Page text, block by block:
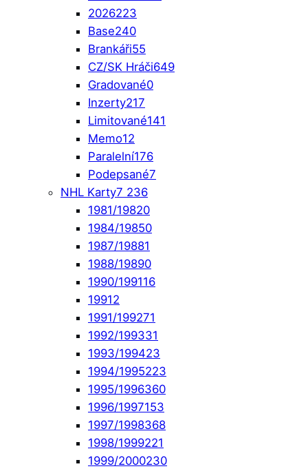
2026223
Base240
Brankáři55
CZ/SK Hráči649
Gradované0
Inzerty217
Limitované141
Memo12
Paralelní176
Podepsané7
NHL Karty7 236
1981/19820
1984/19850
1987/19881
1988/19890
1990/199116
19912
1991/199271
1992/199331
1993/199423
1994/1995223
1995/1996360
1996/1997153
1997/1998368
1998/1999221
1999/2000230